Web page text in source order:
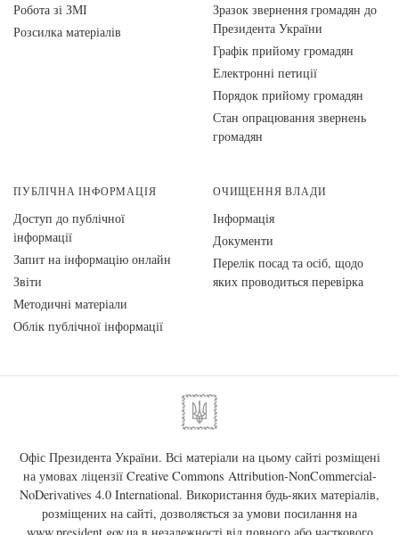
Робота зі ЗМІ
Розсилка матеріалів
Зразок звернення громадян до
Президента України
Графік прийому громадян
Електронні петиції
Порядок прийому громадян
Стан опрацювання звернень
громадян
ПУБЛІЧНА ІНФОРМАЦІЯ
Доступ до публічної
інформації
Запит на інформацію онлайн
Звіти
Методичні матеріали
Облік публічної інформації
ОЧИЩЕННЯ ВЛАДИ
Інформація
Документи
Перелік посад та осіб, щодо
яких проводиться перевірка
Офіс Президента України. Всі матеріали на цьому сайті розміщені
на умовах ліцензії Creative Commons Attribution-NonCommercial-
NoDerivatives 4.0 International. Використання будь-яких матеріалів,
розміщених на сайті, дозволяється за умови посилання на